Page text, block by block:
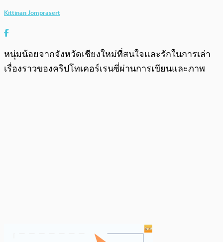
Kittinan Jomprasert
หนุ่มน้อยจากจังหวัดเชียงใหม่ที่สนใจและรักในการเล่า
เรื่องราวของคริปโทเคอร์เรนซี่ผ่านการเขียนและภาพ